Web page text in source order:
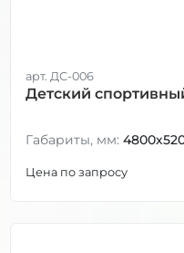
арт. ДС-006
Детский
Габариты, мм:
Цена по запросу